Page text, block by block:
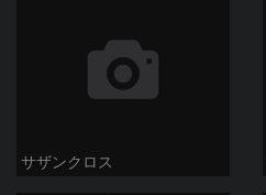
サザンクロス